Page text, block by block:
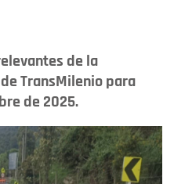
de la
TransMilenio para
de 2025.